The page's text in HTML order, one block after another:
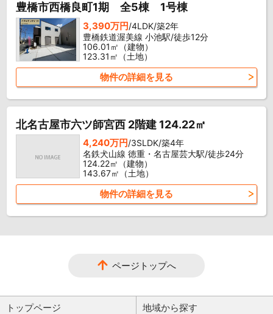
豊橋市西橋良町1期 全5棟 1号棟
3,390万円/4LDK/築2年
豊橋鉄道渥美線 小池駅/徒歩12分
106.01㎡（建物）
123.31㎡（土地）
物件の詳細を見る
北名古屋市六ツ師宮西 2階建 124.22㎡
4,240万円/3SLDK/築4年
名鉄犬山線 徳重・名古屋芸大駅/徒歩24分
124.22㎡（建物）
143.67㎡（土地）
物件の詳細を見る
ページトップへ
トップページ 地域から探す